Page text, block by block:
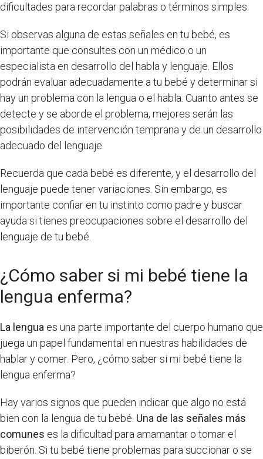
dificultades para recordar palabras o términos simples.
Si observas alguna de estas señales en tu bebé, es
importante que consultes con un médico o un
especialista en desarrollo del habla y lenguaje. Ellos
podrán evaluar adecuadamente a tu bebé y determinar si
hay un problema con la lengua o el habla. Cuanto antes se
detecte y se aborde el problema, mejores serán las
posibilidades de intervención temprana y de un desarrollo
adecuado del lenguaje.
Recuerda que cada bebé es diferente, y el desarrollo del
lenguaje puede tener variaciones. Sin embargo, es
importante confiar en tu instinto como padre y buscar
ayuda si tienes preocupaciones sobre el desarrollo del
lenguaje de tu bebé.
¿Cómo saber si mi bebé tiene la
lengua enferma?
La lengua es una parte importante del cuerpo humano que
juega un papel fundamental en nuestras habilidades de
hablar y comer. Pero, ¿cómo saber si mi bebé tiene la
lengua enferma?
Hay varios signos que pueden indicar que algo no está
bien con la lengua de tu bebé. Una de las señales más
comunes es la dificultad para amamantar o tomar el
biberón. Si tu bebé tiene problemas para succionar o se